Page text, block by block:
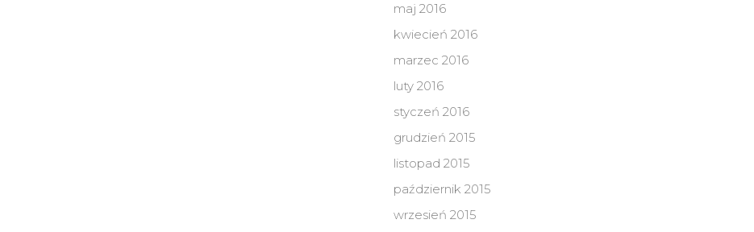
maj 2016
kwiecień 2016
marzec 2016
luty 2016
styczeń 2016
grudzień 2015
listopad 2015
październik 2015
wrzesień 2015